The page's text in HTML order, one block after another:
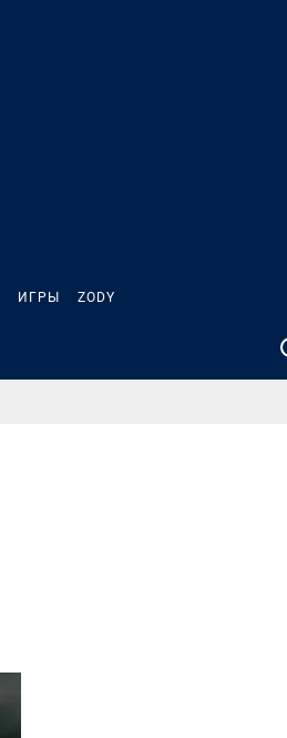
ИГРЫ ZODY